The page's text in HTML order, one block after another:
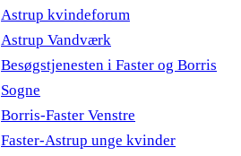
Astrup kvindeforum
Astrup Vandværk
Besøgstjenesten i Faster og Borris
Sogne
Borris-Faster Venstre
Faster-Astrup unge kvinder